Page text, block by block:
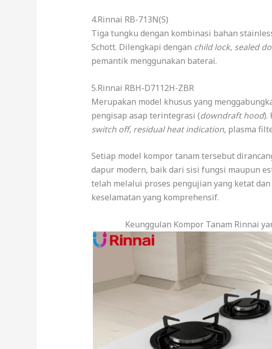
4.Rinnai RB-713N(S)
Tiga tungku dengan kombinasi bahan
Schott. Dilengkapi dengan child lock, sealed
pemantik menggunakan baterai.
5.Rinnai RBH-D7112H-ZBR
Merupakan model khusus yang
pengisap asap terintegrasi (downdraft hood).
switch off, residual heat indication, plasma
Setiap model kompor tanam tersebut
dapur modern, baik dari sisi fungsi maupun
telah melalui proses pengujian yang ketat
keselamatan yang komprehensif.
Keunggulan Kompor Tanam Rinnai